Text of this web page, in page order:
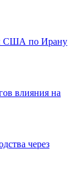
США по Ирану
влияния на
через